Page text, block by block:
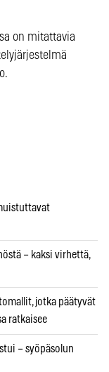
on mitattavia
– kaksi virhettä,
jotka päätyvät
ratkaisee
– syöpäsolun